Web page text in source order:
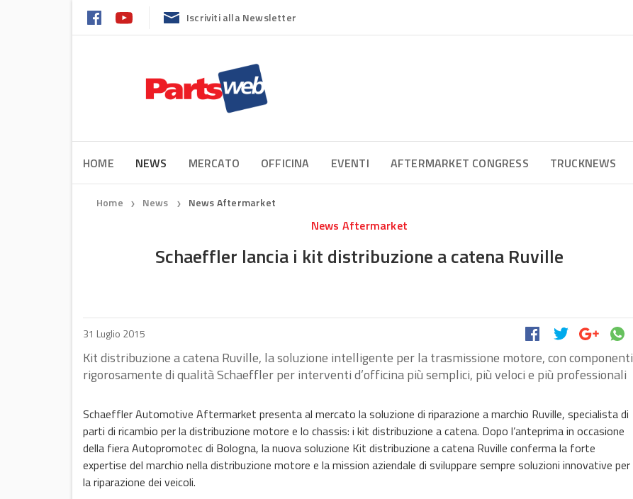
Iscriviti alla Newsletter
HOME NEWS MERCATO OFFICINA EVENTI AFTERMARKET CONGRESS TRUCKNEWS
Home ❯ News ❯ News Aftermarket
News Aftermarket
Schaeffler lancia i kit distribuzione a catena Ruville
31 Luglio 2015
Kit distribuzione a catena Ruville, la soluzione intelligente per la trasmissione motore, con componenti
rigorosamente di qualità Schaeffler per interventi d’officina più semplici, più veloci e più professionali
Schaeffler Automotive Aftermarket presenta al mercato la soluzione di riparazione a marchio Ruville, specialista di
parti di ricambio per la distribuzione motore e lo chassis: i kit distribuzione a catena. Dopo l’anteprima in occasione
della fiera Autopromotec di Bologna, la nuova soluzione Kit distribuzione a catena Ruville conferma la forte
expertise del marchio nella distribuzione motore e la mission aziendale di sviluppare sempre soluzioni innovative per
la riparazione dei veicoli.